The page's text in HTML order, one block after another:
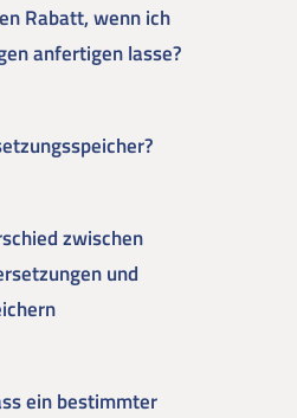
Rabatt, wenn ich
anfertigen lasse?
zwischen
und
ein bestimmter